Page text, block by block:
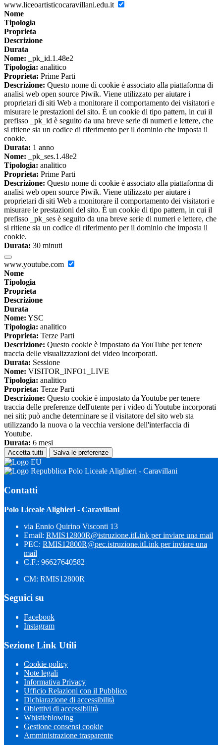
www.liceoartisticocaravillani.edu.it
Nome
Tipologia
Proprieta
Descrizione
Durata
Nome: _pk_id.1.48e2
Tipologia: analitico
Proprieta: Prime Parti
Descrizione: Questo nome di cookie è associato alla piattaforma di
analisi web open source Piwik. Viene utilizzato per aiutare i
proprietari di siti Web a monitorare il comportamento dei visitatori e
misurare le prestazioni del sito. È un cookie di tipo pattern, in cui il
prefisso _pk_id è seguito da una breve serie di numeri e lettere, che
si ritiene sia un codice di riferimento per il dominio che imposta il
cookie.
Durata: 1 anno
Nome: _pk_ses.1.48e2
Tipologia: analitico
Proprieta: Prime Parti
Descrizione: Questo nome di cookie è associato alla piattaforma di
analisi web open source Piwik. Viene utilizzato per aiutare i
proprietari di siti Web a monitorare il comportamento dei visitatori e
misurare le prestazioni del sito. È un cookie di tipo pattern, in cui il
prefisso _pk_ses è seguito da una breve serie di numeri e lettere, che
si ritiene sia un codice di riferimento per il dominio che imposta il
cookie.
Durata: 30 minuti
www.youtube.com
Nome
Tipologia
Proprieta
Descrizione
Durata
Nome: YSC
Tipologia: analitico
Proprieta: Terze Parti
Descrizione: Questo cookie è impostato da YouTube per tenere
traccia delle visualizzazioni dei video incorporati.
Durata: Sessione
Nome: VISITOR_INFO1_LIVE
Tipologia: analitico
Proprieta: Terze Parti
Descrizione: Questo cookie è impostato da Youtube per tenere
traccia delle preferenze dell'utente per i video di Youtube incorporati
nei siti; può anche determinare se il visitatore del sito web sta
utilizzando la nuova o la vecchia versione dell'interfaccia di
Youtube.
Durata: 6 mesi
Accetta tutti Salva le preferenze
Polo Liceale Alighieri - Caravillani
Contatti
Polo Liceale Alighieri - Caravillani
via Ennio Quirino Visconti 13
Email: RMIS12800R@istruzione.itLink per inviare una mail
PEC: RMIS12800R@pec.istruzione.itLink per inviare una
mail
C.F.: 96627640582
CM: RMIS12800R
Seguici su
Facebook
Instagram
Sezione Link Utili
Cookie policy
Note legali
Informativa Privacy
Ufficio Relazioni con il Pubblico
Dichiarazione di accessibilità
Obiettivi di accessibilità
Whistleblowing
Gestione consensi cookie
Amministrazione trasparente